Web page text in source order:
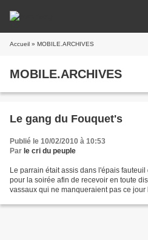
Accueil » MOBILE.ARCHIVES
MOBILE.ARCHIVES
Le gang du Fouquet's
Publié le 10/02/2010 à 10:53
Par le cri du peuple
Le parrain était assis dans l'épais
pour la soirée afin de recevoir en toute
vassaux qui ne manqueraient pas ce